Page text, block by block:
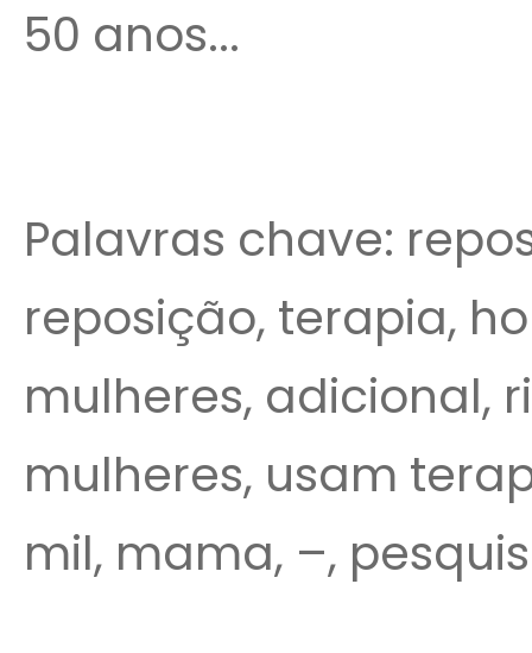
50 anos...
Palavras chave:
reposição, terapia,
mulheres, adicional,
mulheres, usam
mil, mama, –,